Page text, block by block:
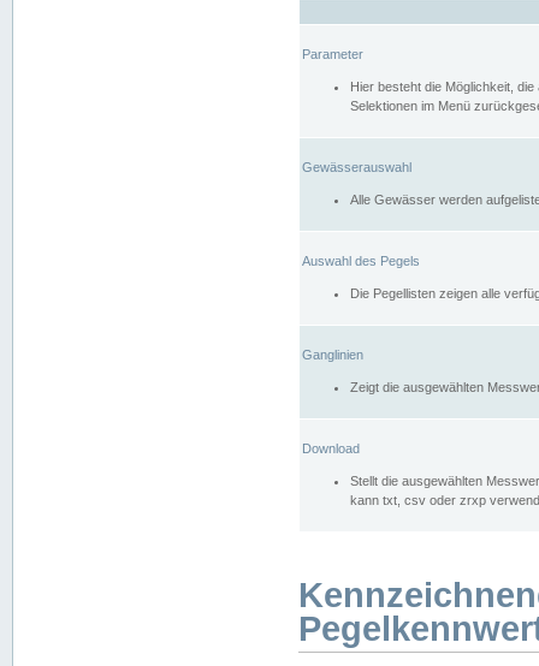
Parameter
Hier besteht die Möglichkeit,
Selektionen im Menü
Gewässerauswahl
Alle Gewässer werden
Auswahl des Pegels
Die Pegellisten zeigen alle
Ganglinien
Zeigt die ausgewählten
Download
Stellt die ausgewählten
kann txt, csv oder zrxp